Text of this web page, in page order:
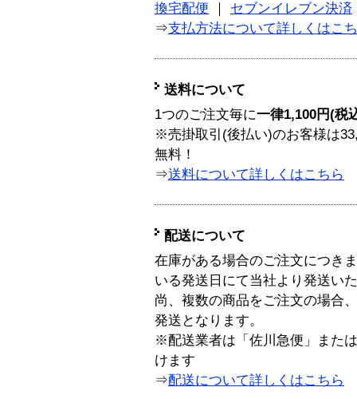
換宅配便
セブンイレブン決済
⇒支払方法について詳しくはこ
送料について
1つのご注文毎に一律1,100円(税
※売掛取引(後払い)のお客様は
無料！
⇒送料について詳しくはこちら
配送について
在庫がある場合のご注文につき
いる発送日にて当社より発送い
尚、複数の商品をご注文の場合
発送となります。
※配送業者は「佐川急便」また
けます
⇒配送について詳しくはこちら